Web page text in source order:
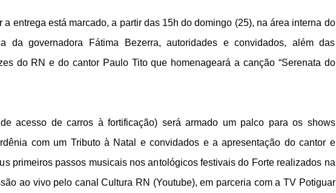
a entrega está marcado, a partir das 15h do domingo (25), na área interna do
da governadora Fátima Bezerra, autoridades e convidados, além das
do RN e do cantor Paulo Tito que homenageará a canção “Serenata do
acesso de carros à fortificação) será armado um palco para os shows
com um Tributo à Natal e convidados e a apresentação do cantor e
primeiros passos musicais nos antológicos festivais do Forte realizados na
ao vivo pelo canal Cultura RN (Youtube), em parceria com a TV Potiguar